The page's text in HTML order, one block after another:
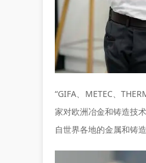
“GIFA、METEC、
家对欧洲冶金和铸造技
自世界各地的金属和铸